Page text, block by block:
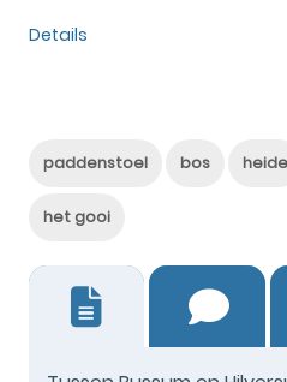
Details
paddenstoel bos heide
het gooi